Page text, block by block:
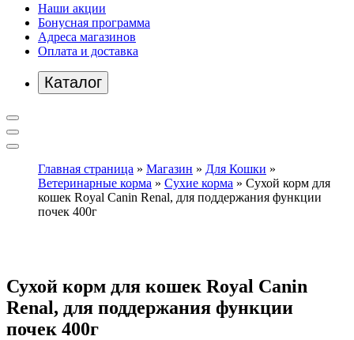
Наши акции
Бонусная программа
Адреса магазинов
Оплата и доставка
Каталог
Главная страница » Магазин » Для Кошки »
Ветеринарные корма » Сухие корма » Сухой корм для
кошек Royal Canin Renal, для поддержания функции
почек 400г
Сухой корм для кошек Royal Canin
Renal, для поддержания функции
почек 400г